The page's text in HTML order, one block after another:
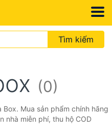
Tìm kiếm
(0)
Mua sản phẩm chính hãng
nhà miễn phí, thu hộ COD